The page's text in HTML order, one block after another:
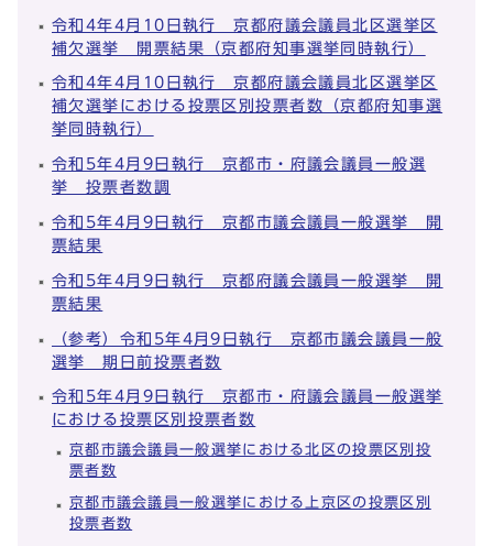
令和4年4月10日執行 京都府議会議員北区選挙区
補欠選挙 開票結果（京都府知事選挙同時執行）
令和4年4月10日執行 京都府議会議員北区選挙区
補欠選挙における投票区別投票者数（京都府知事選
挙同時執行）
令和5年4月9日執行 京都市・府議会議員一般選
挙 投票者数調
令和5年4月9日執行 京都市議会議員一般選挙 開
票結果
令和5年4月9日執行 京都府議会議員一般選挙 開
票結果
（参考）令和5年4月9日執行 京都市議会議員一般
選挙 期日前投票者数
令和5年4月9日執行 京都市・府議会議員一般選挙
における投票区別投票者数
京都市議会議員一般選挙における北区の投票区別投
票者数
京都市議会議員一般選挙における上京区の投票区別
投票者数